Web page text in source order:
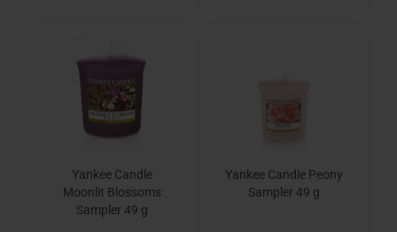
Yankee Candle
Moonlit Blossoms
Sampler 49 g
Yankee Candle Peony
Sampler 49 g